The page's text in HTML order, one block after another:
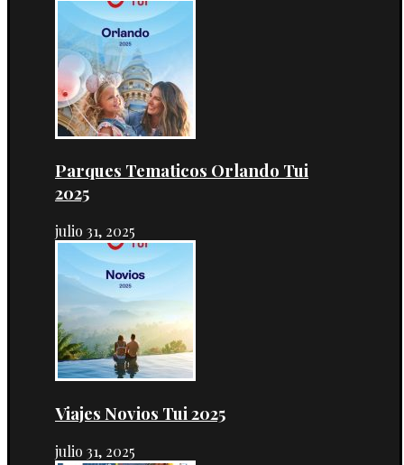
Parques Tematicos Orlando Tui
2025
julio 31, 2025
Viajes Novios Tui 2025
julio 31, 2025